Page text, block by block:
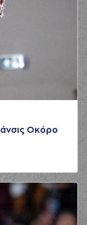
Οκόρο